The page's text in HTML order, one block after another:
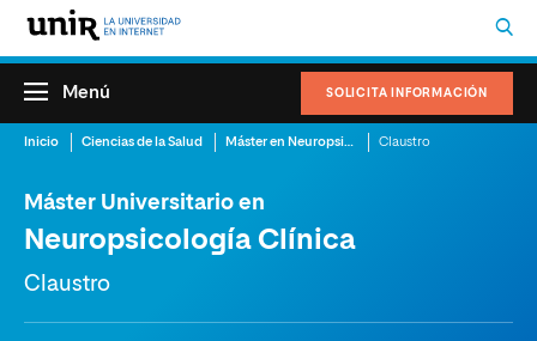
SOLICITA INFORMACIÓN
Menú
Inicio Ciencias de la Salud Máster en Neuropsicología Online Claustro
Máster Universitario en
Neuropsicología Clínica
Claustro